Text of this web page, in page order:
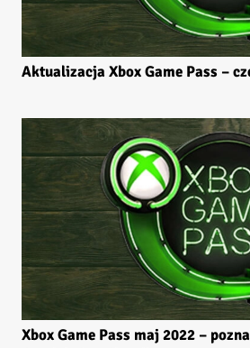
Aktualizacja Xbox Game Pass –
Xbox Game Pass maj 2022 –